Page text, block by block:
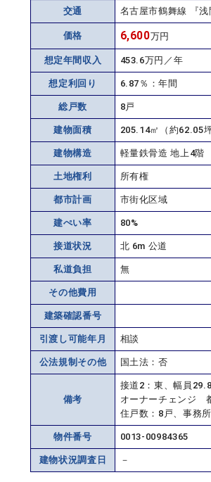
交通 名古屋市鶴舞線 『
価格 6,600万円
想定年間収入 453.6万円／年
想定利回り 6.87％：年間
総戸数 8戸
建物面積 205.14㎡（約62.05坪
建物構造 軽量鉄骨造 地上4階
土地権利 所有権
都市計画 市街化区域
建ぺい率 80%
接道状況 北 6m 公道
私道負担 無
その他費用
建築確認番号
引渡し可能年月 相談
公法規制その他 国土法：否
備考
接道2：東、幅員
オーナーチェンジ
住戸数：8戸、事務
物件番号 0013-00984365
建物状況調査日 －